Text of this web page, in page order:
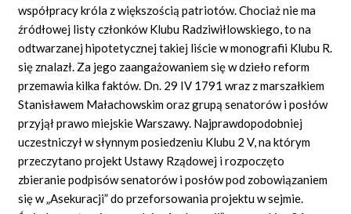
współpracy króla z większością patriotów. Chociaż nie ma
źródłowej listy członków Klubu Radziwiłlowskiego, to na
odtwarzanej hipotetycznej takiej liście w monografii Klubu R.
się znalazł. Za jego zaangażowaniem się w dzieło reform
przemawia kilka faktów. Dn. 29 IV 1791 wraz z marszałkiem
Stanisławem Małachowskim oraz grupą senatorów i posłów
przyjął prawo miejskie Warszawy. Najprawdopodobniej
uczestniczył w słynnym posiedzeniu Klubu 2 V, na którym
przeczytano projekt Ustawy Rządowej i rozpoczęto
zbieranie podpisów senatorów i posłów pod zobowiązaniem
się w „Asekuracji” do przeforsowania projektu w sejmie.